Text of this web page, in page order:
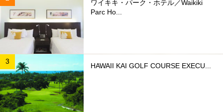
ワイキキ・パーク・ホテル／Waikiki
Parc Ho...
HAWAII KAI GOLF COURSE EXECU...